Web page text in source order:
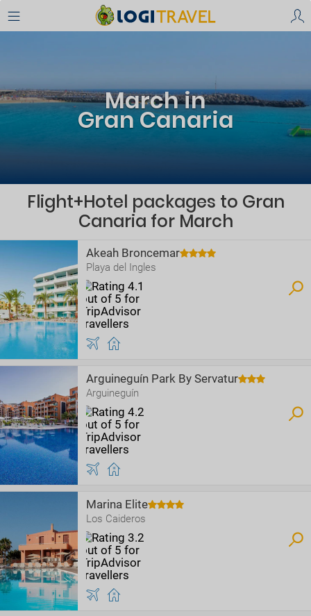
March in
Gran Canaria
Flight+Hotel packages to Gran
Canaria for March
Akeah Broncemar
Playa del Ingles
Arguineguín Park By Servatur
Arguineguín
Marina Elite
Los Caideros